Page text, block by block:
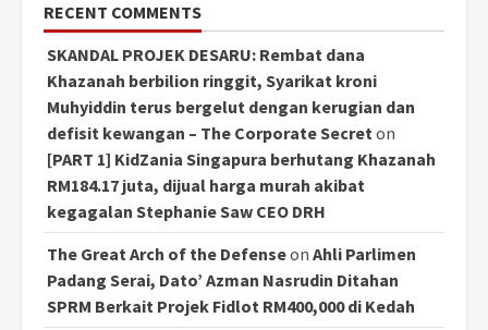
RECENT COMMENTS
SKANDAL PROJEK DESARU: Rembat dana
Khazanah berbilion ringgit, Syarikat kroni
Muhyiddin terus bergelut dengan kerugian dan
defisit kewangan – The Corporate Secreton
[PART 1] KidZania Singapura berhutang Khazanah
RM184.17 juta, dijual harga murah akibat
kegagalan Stephanie Saw CEO DRH
The Great Arch of the Defenseon Ahli Parlimen
Padang Serai, Dato’ Azman Nasrudin Ditahan
SPRM Berkait Projek Fidlot RM400,000 di Kedah